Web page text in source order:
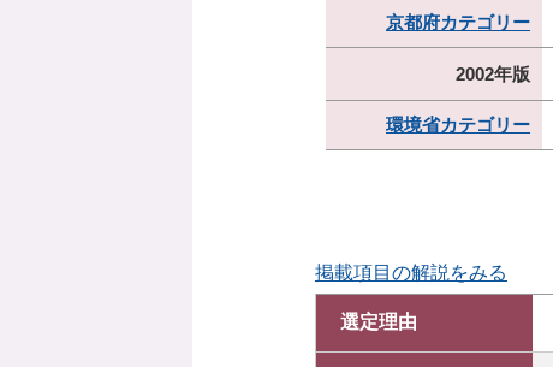
京都府カテゴリー
2002年版
環境省カテゴリー
掲載項目の解説をみる
選定理由